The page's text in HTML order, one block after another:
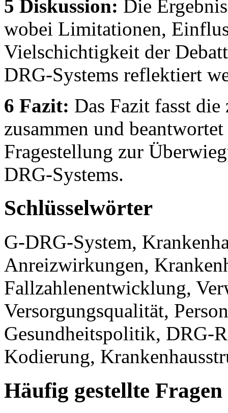
5 Diskussion: Die
wobei Limitationen,
Vielschichtigkeit der
DRG-Systems reflektiert
6 Fazit: Das Fazit fasst
zusammen und
Fragestellung zur
DRG-Systems.
Schlüsselwörter
G-DRG-System,
Anreizwirkungen,
Fallzahlenentwicklung,
Versorgungsqualität,
Gesundheitspolitik, DRG-
Kodierung,
Häufig gestellte Fragen